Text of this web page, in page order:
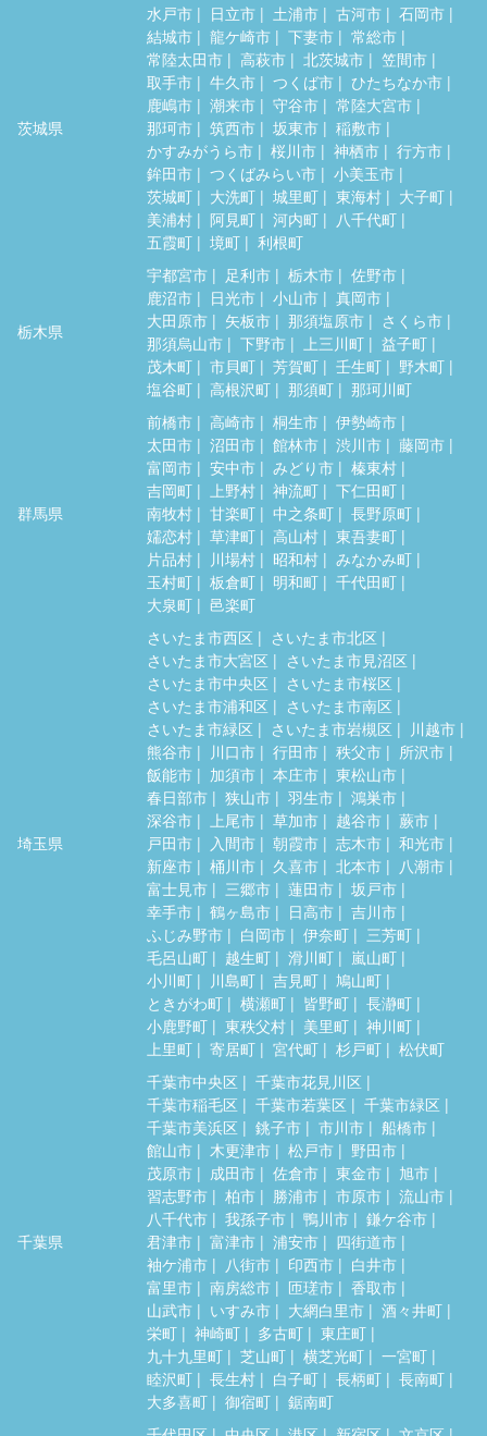
茨城県
水戸市 日立市 土浦市 古河市
石岡市
結城市
龍ケ崎市 下妻市
常総市
常陸太田市
高萩市 北茨城市
笠間市
取手市
牛久市 つくば市
ひたちなか市
鹿嶋市
潮来市 守谷市
常陸大宮市
那珂市
筑西市 坂東市
稲敷市
かすみがうら市
桜川市 神栖市
行方市
鉾田市
つくばみらい市
小美玉市
茨城町
大洗町 城里町 東海村
大子町
美浦村
阿見町 河内町
八千代町
五霞町
境町 利根町
栃木県
宇都宮市 足利市 栃木市
佐野市
鹿沼市
日光市 小山市
真岡市
大田原市
矢板市 那須塩原市
さくら市
那須烏山市
下野市 上三川町
益子町
茂木町
市貝町 芳賀町 壬生町
野木町
塩谷町
高根沢町 那須町 那珂川町
群馬県
前橋市 高崎市 桐生市
伊勢崎市
太田市
沼田市 館林市 渋川市
藤岡市
富岡市
安中市 みどり市
榛東村
吉岡町
上野村 神流町
下仁田町
南牧村
甘楽町 中之条町
長野原町
嬬恋村
草津町 高山村
東吾妻町
片品村
川場村 昭和村
みなかみ町
玉村町
板倉町 明和町
千代田町
大泉町
邑楽町
埼玉県
さいたま市西区
さいたま市北区
さいたま市大宮区
さいたま市見沼区
さいたま市中央区
さいたま市桜区
さいたま市浦和区
さいたま市南区
さいたま市緑区
さいたま市岩槻区
川越市
熊谷市
川口市 行田市 秩父市
所沢市
飯能市
加須市 本庄市
東松山市
春日部市
狭山市 羽生市
鴻巣市
深谷市
上尾市 草加市 越谷市
蕨市
戸田市
入間市 朝霞市 志木市
和光市
新座市
桶川市 久喜市 北本市
八潮市
富士見市
三郷市 蓮田市
坂戸市
幸手市
鶴ヶ島市 日高市
吉川市
ふじみ野市
白岡市 伊奈町
三芳町
毛呂山町
越生町 滑川町
嵐山町
小川町
川島町 吉見町
鳩山町
ときがわ町
横瀬町 皆野町
長瀞町
小鹿野町
東秩父村 美里町
神川町
上里町
寄居町 宮代町 杉戸町 松伏町
千葉県
千葉市中央区
千葉市花見川区
千葉市稲毛区
千葉市若葉区
千葉市緑区
千葉市美浜区
銚子市 市川市
船橋市
館山市
木更津市 松戸市
野田市
茂原市
成田市 佐倉市 東金市
旭市
習志野市
柏市 勝浦市 市原市
流山市
八千代市
我孫子市 鴨川市
鎌ケ谷市
君津市
富津市 浦安市
四街道市
袖ケ浦市
八街市 印西市
白井市
富里市
南房総市 匝瑳市
香取市
山武市
いすみ市 大網白里市
酒々井町
栄町
神崎町 多古町
東庄町
九十九里町
芝山町 横芝光町
一宮町
睦沢町
長生村 白子町 長柄町
長南町
大多喜町
御宿町
鋸南町